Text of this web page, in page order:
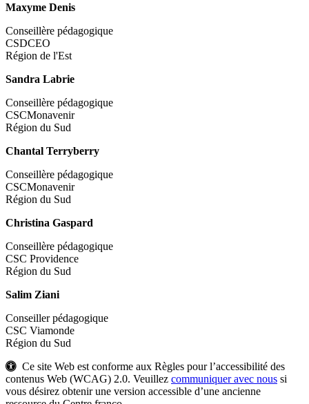
Maxyme Denis
Conseillère pédagogique
CSDCEO
Région de l'Est
Sandra Labrie
Conseillère pédagogique
CSCMonavenir
Région du Sud
Chantal Terryberry
Conseillère pédagogique
CSCMonavenir
Région du Sud
Christina Gaspard
Conseillère pédagogique
CSC Providence
Région du Sud
Salim Ziani
Conseiller pédagogique
CSC Viamonde
Région du Sud
Ce site Web est conforme aux Règles pour l’accessibilité des
contenus Web (WCAG) 2.0. Veuillez communiquer avec nous si
vous désirez obtenir une version accessible d’une ancienne